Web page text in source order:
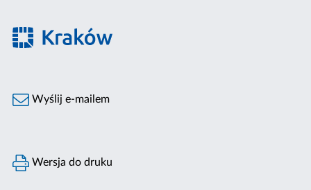
Wyślij e-mailem
Wersja do druku